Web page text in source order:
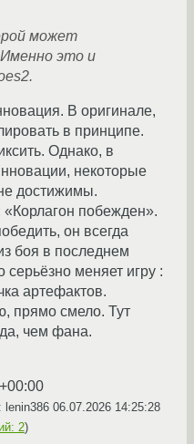
может
это и
В оригинале,
в принципе.
Однако, в
некоторые
достижимы.
побежден».
он всегда
боя в последнем
меняет игру :
артефактов.
прямо смело. Тут
чем фана.
lenin386 06.07.2026 14:25:28
2)